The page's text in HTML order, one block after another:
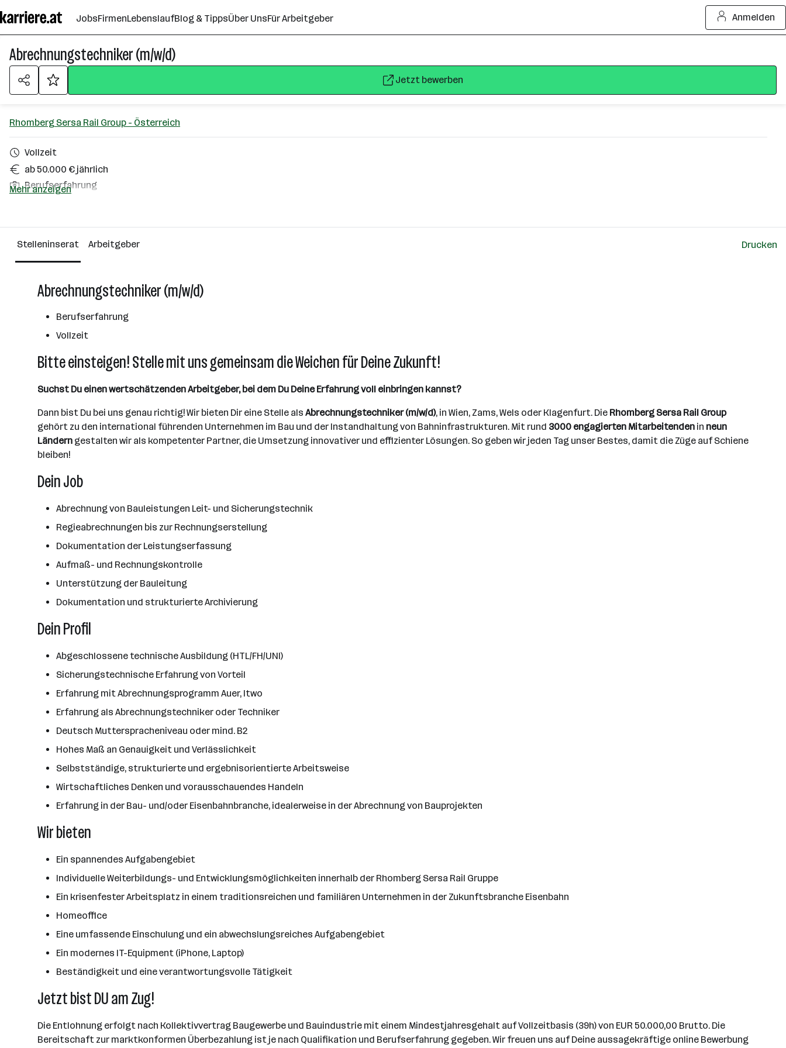
Seiteninhalt
springen
JobsFirmenLebenslaufBlog & TippsÜber UnsFür Arbeitgeber Anmelden
Abrechnungstechniker (m/w/d)
Jetzt bewerben
Rhomberg Sersa Rail Group - Österreich
Vollzeit
ab 50.000 € jährlich
Berufserfahrung
Wels
Mehr anzeigen
Stelleninserat Arbeitgeber Drucken
Abrechnungstechniker (m/w/d)
Berufserfahrung
Vollzeit
Bitte einsteigen! Stelle mit uns gemeinsam die Weichen für Deine Zukunft!
Suchst Du einen wertschätzenden Arbeitgeber, bei dem Du Deine Erfahrung voll einbringen kannst?
Dann bist Du bei uns genau richtig! Wir bieten Dir eine Stelle als Abrechnungstechniker (m/w/d), in Wien, Zams, Wels oder Klagenfurt. Die Rhomberg Sersa Rail Group
gehört zu den international führenden Unternehmen im Bau und der Instandhaltung von Bahninfrastrukturen. Mit rund 3000 engagierten Mitarbeitenden in neun
Ländern gestalten wir als kompetenter Partner, die Umsetzung innovativer und effizienter Lösungen. So geben wir jeden Tag unser Bestes, damit die Züge auf Schiene
bleiben!
Dein Job
Abrechnung von Bauleistungen Leit- und Sicherungstechnik
Regieabrechnungen bis zur Rechnungserstellung
Dokumentation der Leistungserfassung
Aufmaß- und Rechnungskontrolle
Unterstützung der Bauleitung
Dokumentation und strukturierte Archivierung
Dein Profil
Abgeschlossene technische Ausbildung (HTL/FH/UNI)
Sicherungstechnische Erfahrung von Vorteil
Erfahrung mit Abrechnungsprogramm Auer, Itwo
Erfahrung als Abrechnungstechniker oder Techniker
Deutsch Mutterspracheniveau oder mind. B2
Hohes Maß an Genauigkeit und Verlässlichkeit
Selbstständige, strukturierte und ergebnisorientierte Arbeitsweise
Wirtschaftliches Denken und vorausschauendes Handeln
Erfahrung in der Bau- und/oder Eisenbahnbranche, idealerweise in der Abrechnung von Bauprojekten
Wir bieten
Ein spannendes Aufgabengebiet
Individuelle Weiterbildungs- und Entwicklungsmöglichkeiten innerhalb der Rhomberg Sersa Rail Gruppe
Ein krisenfester Arbeitsplatz in einem traditionsreichen und familiären Unternehmen in der Zukunftsbranche Eisenbahn
Homeoffice
Eine umfassende Einschulung und ein abwechslungsreiches Aufgabengebiet
Ein modernes IT-Equipment (iPhone, Laptop)
Beständigkeit und eine verantwortungsvolle Tätigkeit
Jetzt bist DU am Zug!
Die Entlohnung erfolgt nach Kollektivvertrag Baugewerbe und Bauindustrie mit einem Mindestjahresgehalt auf Vollzeitbasis (39h) von EUR 50.000,00 Brutto. Die
Bereitschaft zur marktkonformen Überbezahlung ist je nach Qualifikation und Berufserfahrung gegeben. Wir freuen uns auf Deine aussagekräftige online Bewerbung